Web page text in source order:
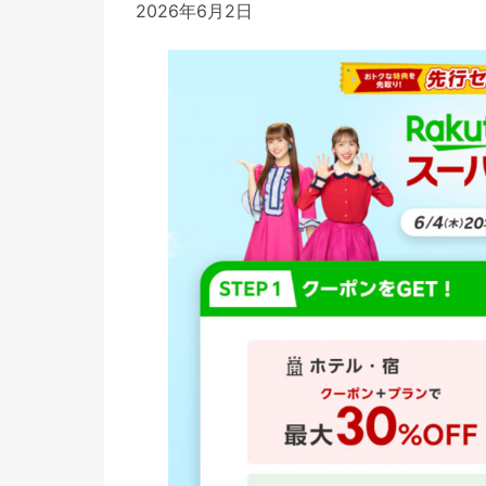
2026年6月2日